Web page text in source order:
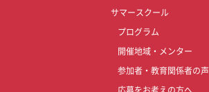
サマースクール
プログラム
開催地域・メンター
参加者・教育関係者の声
応募をお考えの方へ